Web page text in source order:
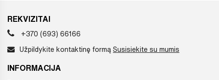
REKVIZITAI
+370 (693) 66166
Užpildykite kontaktinę formą Susisiekite su mumis
INFORMACIJA